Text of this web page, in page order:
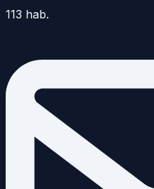
113 hab.